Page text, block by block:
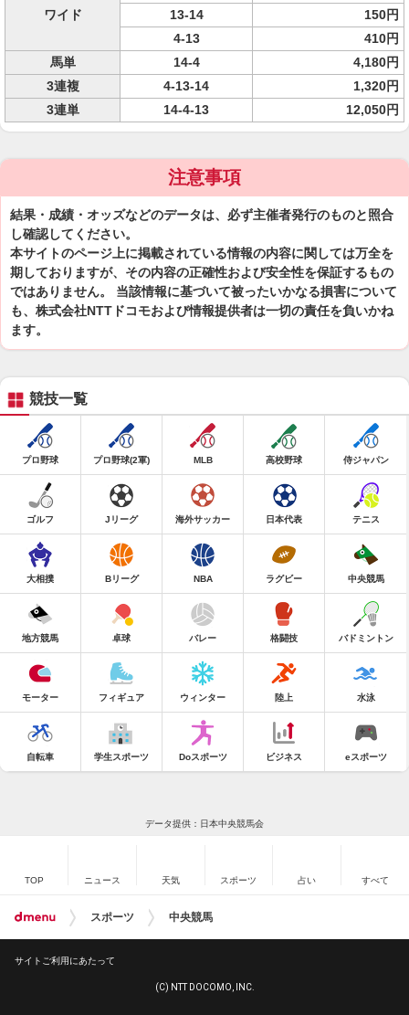
ワイド
13-14
150円
4-13
410円
馬単
14-4
4,180円
3連複
4-13-14
1,320円
3連単
14-4-13 12,050円
注意事項
結果・成績・オッズなどのデータは、必ず主催者発行のものと照合
し確認してください。
本サイトのページ上に掲載されている情報の内容に関しては万全を
期しておりますが、その内容の正確性および安全性を保証するもの
ではありません。 当該情報に基づいて被ったいかなる損害について
も、株式会社NTTドコモおよび情報提供者は一切の責任を負いかね
ます。
競技一覧
プロ野球 プロ野球(2軍) MLB 高校野球 侍ジャパン
ゴルフ Jリーグ 海外サッカー 日本代表 テニス
大相撲 Bリーグ NBA ラグビー 中央競馬
地方競馬 卓球 バレー 格闘技 バドミントン
モーター フィギュア ウィンター 陸上 水泳
自転車 学生スポーツ Doスポーツ ビジネス eスポーツ
データ提供：日本中央競馬会
TOP ニュース 天気 スポーツ 占い すべて
スポーツ 中央競馬
サイトご利用にあたって
(C) NTT DOCOMO, INC.